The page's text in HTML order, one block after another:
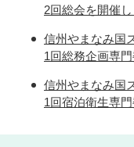
2回総会を開催
信州やまなみ国
1回総務企画専
信州やまなみ国
1回宿泊衛生専